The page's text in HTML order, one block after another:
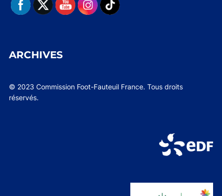
ARCHIVES
© 2023 Commission Foot-Fauteuil France. Tous droits
réservés.